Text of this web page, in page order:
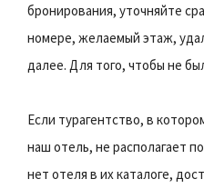
бронирования, уточняйте
номере, желаемый этаж,
далее. Для того, чтобы не
Если турагентство, в
наш отель, не располагает
нет отеля в их каталоге,